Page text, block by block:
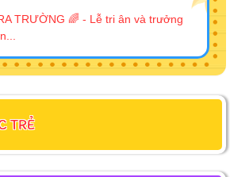
TRƯỜNG 🌈 - Lễ tri ân và trưởng
TRẺ